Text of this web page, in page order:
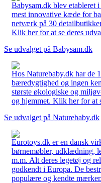
Babysam.dk blev etableret
mest innovative kæde for
netværk på 30
Klik her for at se deres
Se udvalget på Babysam.dk
Hos Naturebaby.dk har de
bæredygtighed og ingen
største økologiske og
og hjemmet. Klik her for at
Se udvalget på Naturebaby.dk
Eurotoys.dk er en dansk
børnemøbler, udklædning,
m.m. Alt deres legetøj og
godkendt i Europa. De
populære og kendte